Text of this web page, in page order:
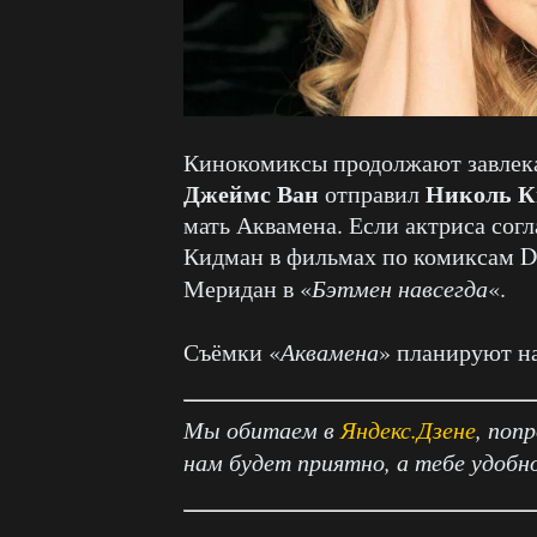
Кинокомиксы продолжают
Джеймс Ван отправилНиколь
мать Аквамена. Если актриса
Кидман в фильмах по комиксам
Меридан в «Бэтмен навсегда«.
Съёмки «Аквамена» планируют
Мы обитаем вЯндекс.Дзене,
нам будет приятно, а тебе